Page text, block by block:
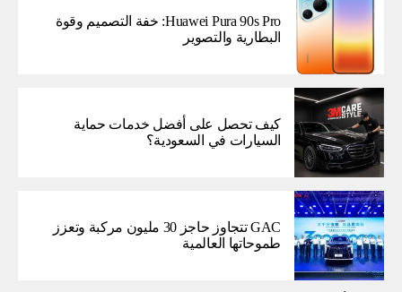
Huawei Pura 90s Pro: خفة التصميم وقوة
البطارية والتصوير
كيف تحصل على أفضل خدمات حماية
السيارات في السعودية؟
GAC تتجاوز حاجز 30 مليون مركبة وتعزز
طموحاتها العالمية